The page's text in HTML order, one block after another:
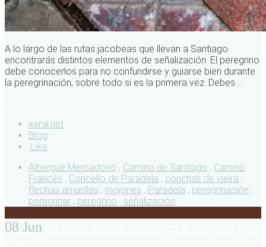
A lo largo de las rutas jacobeas que llevan a Santiago
encontrarás distintos elementos de señalización. El peregrino
debe conocerlos para no confundirse y guiarse bien durante
la peregrinación, sobre todo si es la primera vez. Debes ...
xeral.net
Blog
Like
Albergue Mercadoiro , Camino de Santiago , Camino
Francés , Concello de Paradela , conchas de vieira ,
flechas amarillas , mojones , Paradela , peregrinación ,
peregrinar , peregrino , señalización
08 Jun